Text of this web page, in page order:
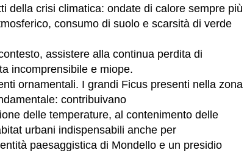
della crisi climatica: ondate di calore sempre più
consumo di suolo e scarsità di verde
assistere alla continua perdita di
incomprensibile e miope.
ornamentali. I grandi Ficus presenti nella zona
contribuivano
delle temperature, al contenimento delle
urbani indispensabili anche per
paesaggistica di Mondello e un presidio